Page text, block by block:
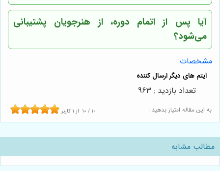
آیا پس از اتمام دوره، از هنرجویان پشتیبانی
می‌شود؟
مشخصات
به این مقاله امتیاز بدهید : 10 / 10 از 1 کاربر
تعداد بازدید : 963
مطالب مشابه